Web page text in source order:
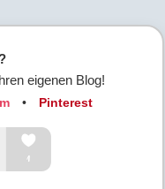
eigenen Blog!
• Pinterest